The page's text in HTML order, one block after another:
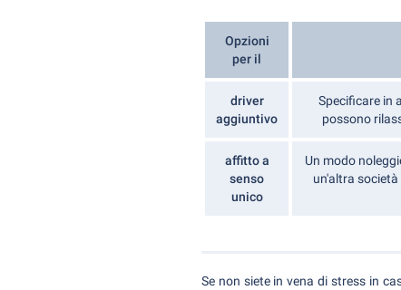
Opzioni
per il
driver
aggiuntivo
Specificare in
possono
affitto a
senso
unico
Un modo
un'altra
Se non siete in vena di stress in